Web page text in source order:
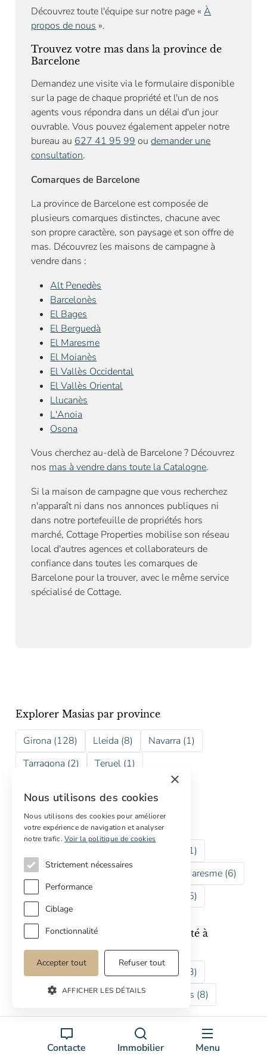
Contacte Immobilier Menu
Découvrez toute l'équipe sur notre page «À
propos de nous ».
Trouvez votre mas dans la province de
Barcelone
Demandez une visite via le formulaire disponible
sur la page de chaque propriété et l'un de nos
agents vous répondra dans un délai d'un jour
ouvrable. Vous pouvez également appeler notre
bureau au 627 41 95 99 oudemander une
consultation.
Comarques de Barcelone
La province de Barcelone est composée de
plusieurs comarques distinctes, chacune avec
son propre caractère, son paysage et son offre de
mas. Découvrez les maisons de campagne à
vendre dans :
Alt Penedès
Barcelonès
El Bages
El Berguedà
El Maresme
El Moianès
El Vallès Occidental
El Vallès Oriental
Llucanès
L'Anoia
Osona
Vous cherchez au-delà de Barcelone ? Découvrez
nos mas à vendre dans toute la Catalogne.
Si la maison de campagne que vous recherchez
n'apparaît ni dans nos annonces publiques ni
dans notre portefeuille de propriétés hors
marché, Cottage Properties mobilise son réseau
local d'autres agences et collaborateurs de
confiance dans toutes les comarques de
Barcelone pour la trouver, avec le même service
spécialisé de Cottage.
Explorer Masias par province
Girona (128) Lleida (8)
Navarra (1)
Tarragona (2)
Teruel (1)
Explorer Masias à Barcelona
Alt Penedes (4)
El Moianes (1)
Barcelones (1)
EL Bages (4)
El Maresme (6)
L´Anoia (2)
Osona (5)
Explorer les autres types de propriété à
À réhabiliter (4)
Maisons de village (3)
Villas (4)
Appartement (6) Chalets (8)
Explorer les collections de propriétés
×
Nous utilisons des cookies
Nous utilisons des cookies pour améliorer
votre expérience de navigation et analyser
notre trafic. Voir la politique de cookies
Strictement nécessaires
Performance
Ciblage
Fonctionnalité
Accepter tout Refuser tout
AFFICHER LES DÉTAILS